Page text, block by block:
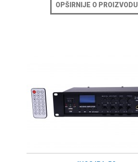
OPŠIRNIJE O PROIZVODU